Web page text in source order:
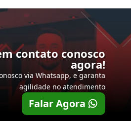
contato conosco
agora!
via Whatsapp, e garanta
agilidade no atendimento
Falar Agora